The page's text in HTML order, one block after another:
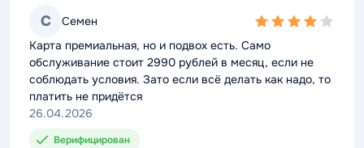
С Семен
4,0
rating
Карта премиальная, но и подвох есть. Само
обслуживание стоит 2990 рублей в месяц, если не
соблюдать условия. Зато если всё делать как надо, то
платить не придётся
26.04.2026
Верифицирован
С Семен
4,0
rating
Карта премиальная, но и подвох есть. Само
обслуживание стоит 2990 рублей в месяц, если не
соблюдать условия. Зато если всё делать как надо, то
платить не придётся
26.04.2026
Верифицирован